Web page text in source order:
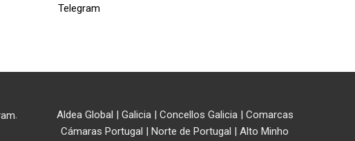
. Aldea Global | Galicia| Concellos Galicia| Comarcas
Cámaras Portugal | Norte de Portugal | Alto Minho